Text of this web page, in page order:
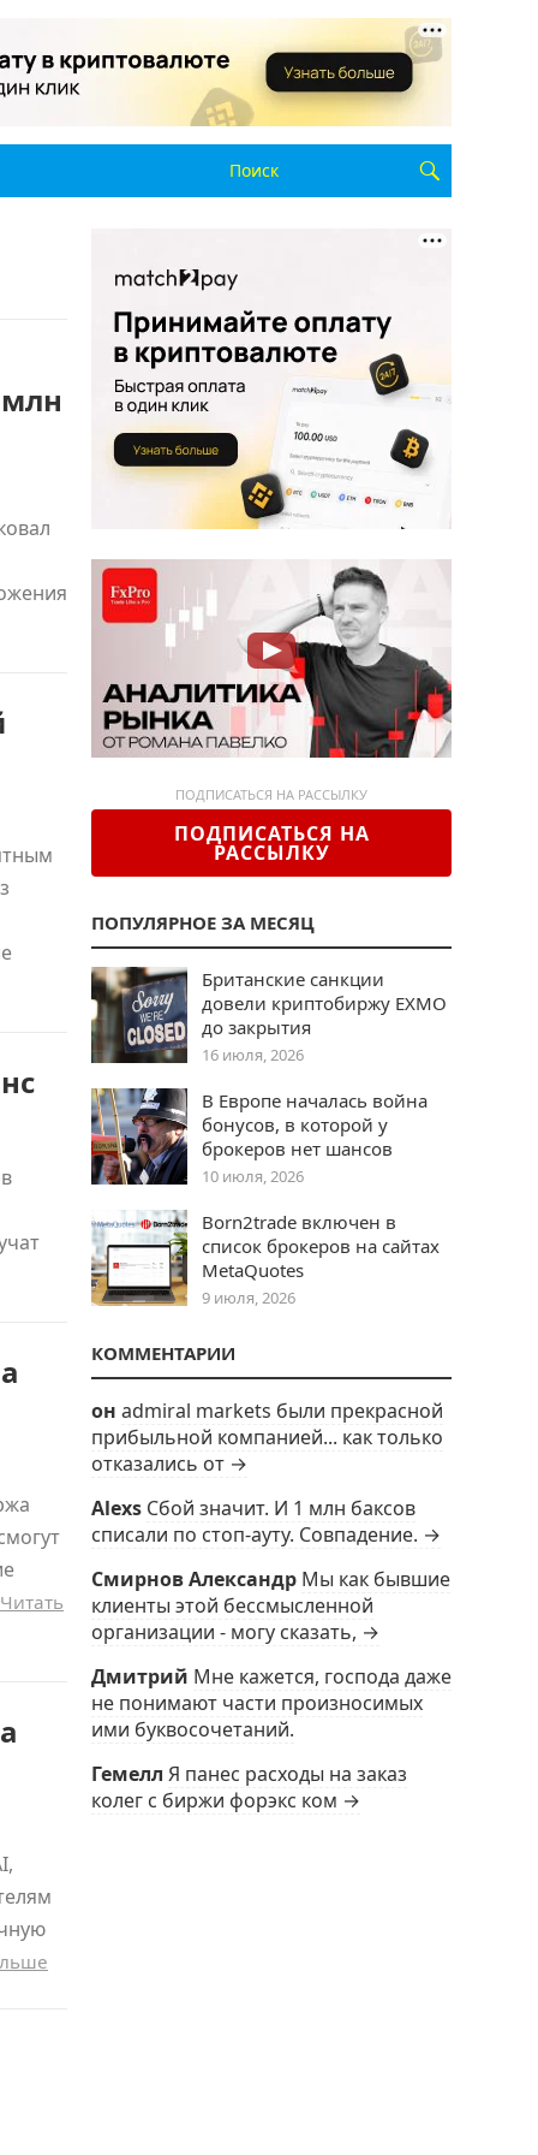
Читать
ПОДПИСАТЬСЯ НА РАССЫЛКУ
ПОДПИСАТЬСЯ НА
РАССЫЛКУ
ПОПУЛЯРНОЕ ЗА МЕСЯЦ
Британские санкции
довели криптобиржу EXMO
до закрытия
16 июля, 2026
В Европе началась война
бонусов, в которой у
брокеров нет шансов
10 июля, 2026
Born2trade включен в
список брокеров на сайтах
MetaQuotes
9 июля, 2026
КОММЕНТАРИИ
он admiral markets были прекрасной
прибыльной компанией... как только
отказались от →
Alexs Сбой значит. И 1 млн баксов
списали по стоп-ауту. Совпадение. →
Смирнов Александр Мы как бывшие
клиенты этой бессмысленной
организации - могу сказать, →
Дмитрий Мне кажется, господа даже
не понимают части произносимых
ими буквосочетаний.
Гемелл Я панес расходы на заказ
колег с биржи форэкс ком →